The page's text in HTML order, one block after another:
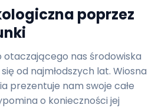
poprzez
otaczającego nas środowiska
od najmłodszych lat. Wiosna
prezentuje nam swoje całe
o konieczności jej